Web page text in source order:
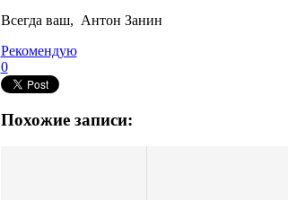
Всегда ваш, Антон Занин
Рекомендую
0
Похожие записи: